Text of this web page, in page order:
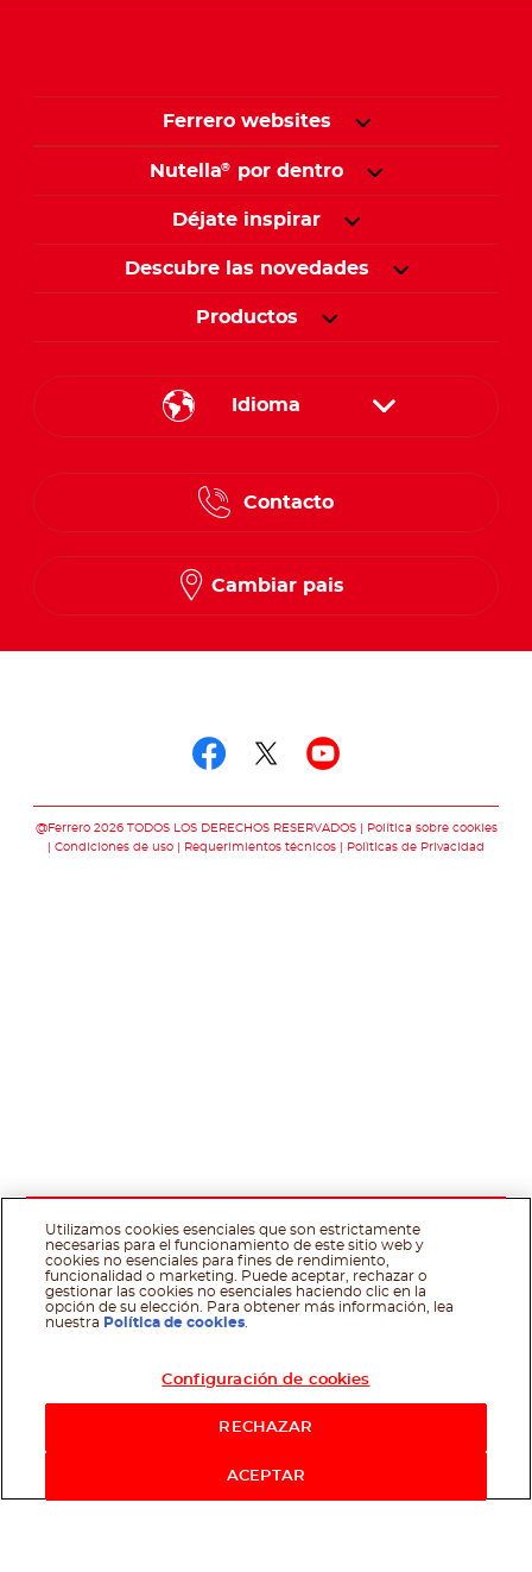
Ferrero websites
Nutella® por dentro
Déjate inspirar
Descubre las novedades
Productos
Idioma
French
Contacto
Cambiar pais
@Ferrero 2026 TODOS LOS DERECHOS RESERVADOS
Política sobre cookies
Condiciones de uso
Requerimientos técnicos Polìticas de Privacidad
Utilizamos cookies esenciales que son estrictamente
necesarias para el funcionamiento de este sitio web y
cookies no esenciales para fines de rendimiento,
funcionalidad o marketing. Puede aceptar, rechazar o
gestionar las cookies no esenciales haciendo clic en la
opción de su elección. Para obtener más información, lea
nuestra Política de cookies
Configuración de cookies
RECHAZAR
ACEPTAR